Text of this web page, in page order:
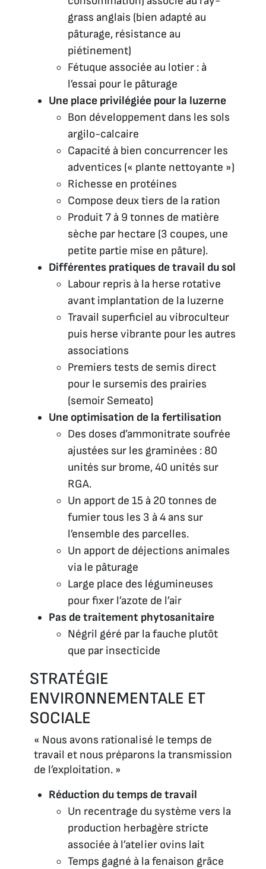
grass anglais (bien adapté au
pâturage, résistance au
piétinement)
Fétuque associée au lotier : à
l’essai pour le pâturage
Une place privilégiée pour la luzerne
Bon développement dans les sols
argilo-calcaire
Capacité à bien concurrencer les
adventices (« plante nettoyante »)
Richesse en protéines
Compose deux tiers de la ration
Produit 7 à 9 tonnes de matière
sèche par hectare (3 coupes, une
petite partie mise en pâture).
Différentes pratiques de travail du sol
Labour repris à la herse rotative
avant implantation de la luzerne
Travail superficiel au vibroculteur
puis herse vibrante pour les autres
associations
Premiers tests de semis direct
pour le sursemis des prairies
(semoir Semeato)
Une optimisation de la fertilisation
Des doses d’ammonitrate soufrée
ajustées sur les graminées : 80
unités sur brome, 40 unités sur
RGA.
Un apport de 15 à 20 tonnes de
fumier tous les 3 à 4 ans sur
l’ensemble des parcelles.
Un apport de déjections animales
via le pâturage
Large place des légumineuses
pour fixer l’azote de l’air
Pas de traitement phytosanitaire
Négril géré par la fauche plutôt
que par insecticide
STRATÉGIE
ENVIRONNEMENTALE ET
SOCIALE
« Nous avons rationalisé le temps de
travail et nous préparons la transmission
de l’exploitation. »
Réduction du temps de travail
Un recentrage du système vers la
production herbagère stricte
associée à l’atelier ovins lait
Temps gagné à la fenaison grâce